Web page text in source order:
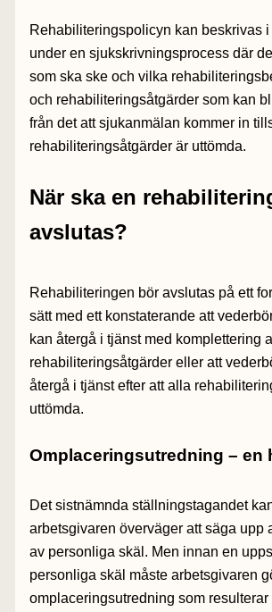
Rehabiliteringspolicyn kan beskrivas
under en sjukskrivningsprocess där
som ska ske och vilka
och rehabiliteringsåtgärder som kan
från det att sjukanmälan kommer in
rehabiliteringsåtgärder är uttömda.
När ska en
avslutas?
Rehabiliteringen bör avslutas på ett
sätt med ett konstaterande att
kan återgå i tjänst med komplettering
rehabiliteringsåtgärder eller att
återgå i tjänst efter att alla
uttömda.
Omplaceringsutredning – en
Det sistnämnda ställningstagandet
arbetsgivaren överväger att säga upp
av personliga skäl. Men innan en
personliga skäl måste arbetsgivaren
omplaceringsutredning som resulterar